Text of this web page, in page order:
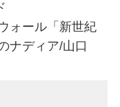
ォール「新世紀
ナディア/山口